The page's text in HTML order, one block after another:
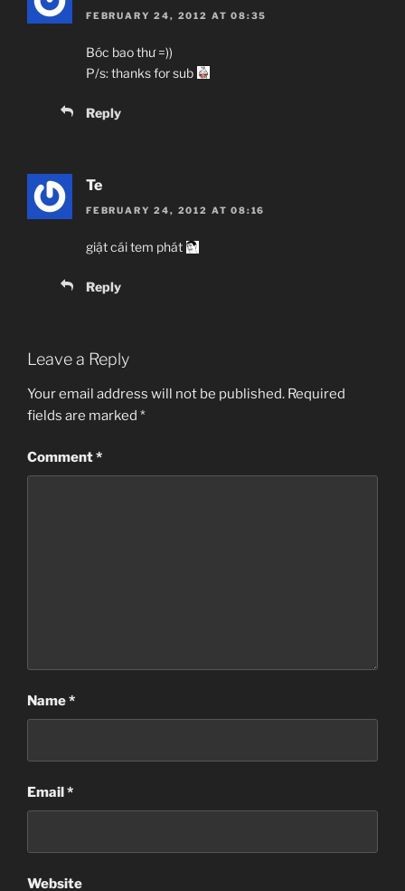
FEBRUARY 24, 2012 AT 08:35
Bóc bao thư =))
P/s: thanks for sub
Reply
Te
FEBRUARY 24, 2012 AT 08:16
giật cái tem phát
Reply
Leave a Reply
Your email address will not be published. Required
fields are marked *
Comment*
Name*
Email*
Website